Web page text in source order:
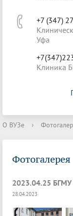
+7 (347)
Уфа
Клиника
О ВУЗе ›
Фотогалерея
2023.04.25 БГМУ
28.04.2023